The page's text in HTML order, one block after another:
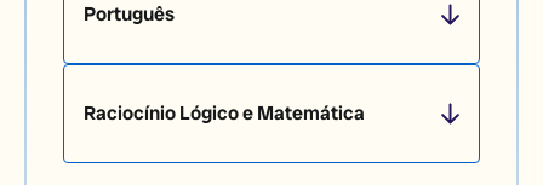
Português
Raciocínio Lógico e Matemática